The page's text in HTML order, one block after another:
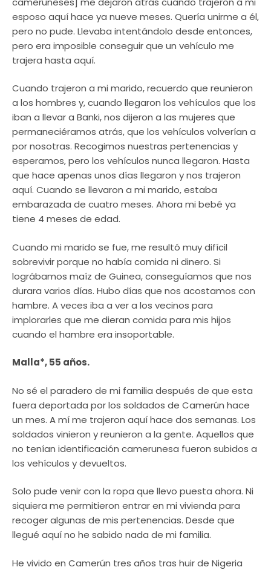
esposo aquí hace ya nueve meses. Quería unirme a él,
pero no pude. Llevaba intentándolo desde entonces,
pero era imposible conseguir que un vehículo me
trajera hasta aquí.
Cuando trajeron a mi marido, recuerdo que reunieron
a los hombres y, cuando llegaron los vehículos que los
iban a llevar a Banki, nos dijeron a las mujeres que
permaneciéramos atrás, que los vehículos volverían a
por nosotras. Recogimos nuestras pertenencias y
esperamos, pero los vehículos nunca llegaron. Hasta
que hace apenas unos días llegaron y nos trajeron
aquí. Cuando se llevaron a mi marido, estaba
embarazada de cuatro meses. Ahora mi bebé ya
tiene 4 meses de edad.
Cuando mi marido se fue, me resultó muy difícil
sobrevivir porque no había comida ni dinero. Si
lográbamos maíz de Guinea, conseguíamos que nos
durara varios días. Hubo días que nos acostamos con
hambre. A veces iba a ver a los vecinos para
implorarles que me dieran comida para mis hijos
cuando el hambre era insoportable.
Malla*, 55 años.
No sé el paradero de mi familia después de que esta
fuera deportada por los soldados de Camerún hace
un mes. A mí me trajeron aquí hace dos semanas. Los
soldados vinieron y reunieron a la gente. Aquellos que
no tenían identificación camerunesa fueron subidos a
los vehículos y devueltos.
Solo pude venir con la ropa que llevo puesta ahora. Ni
siquiera me permitieron entrar en mi vivienda para
recoger algunas de mis pertenencias. Desde que
llegué aquí no he sabido nada de mi familia.
He vivido en Camerún tres años tras huir de Nigeria